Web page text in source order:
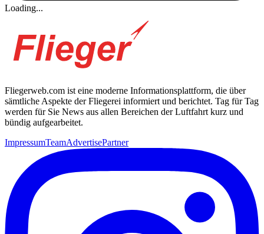
Loading...
Fliegerweb.com ist eine moderne Informationsplattform, die über
sämtliche Aspekte der Fliegerei informiert und berichtet. Tag für Tag
werden für Sie News aus allen Bereichen der Luftfahrt kurz und
bündig aufgearbeitet.
ImpressumTeamAdvertisePartner